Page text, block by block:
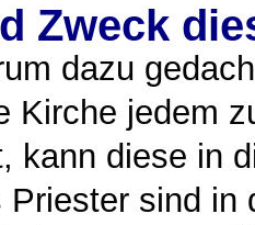
Zweck
dazu
Kirche jedem
kann diese in
Priester sind in